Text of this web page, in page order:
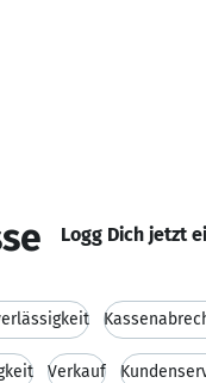
Logg Dich jetzt
Verkauf